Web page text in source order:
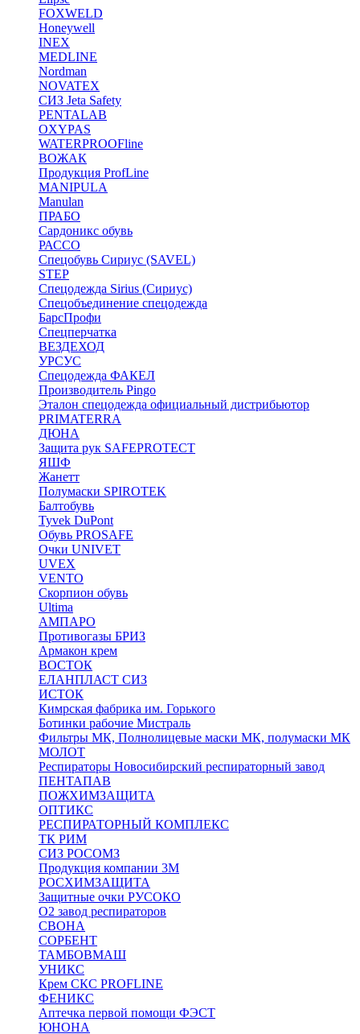
FOXWELD
Honeywell
INEX
MEDLINE
Nordman
NOVATEX
СИЗ Jeta Safety
PENTALAB
OXYPAS
WATERPROOFline
ВОЖАК
Продукция ProfLine
MANIPULA
Manulan
ПРАБО
Сардоникс обувь
РАССО
Спецобувь Сириус (SAVEL)
STEP
Спецодежда Sirius (Сириус)
Спецобъединение спецодежда
БарсПрофи
Спецперчатка
ВЕЗДЕХОД
УРСУС
Спецодежда ФАКЕЛ
Производитель Pingo
Эталон спецодежда официальный дистрибьютор
PRIMATERRA
ДЮНА
Защита рук SAFEPROTECT
ЯШФ
Жанетт
Полумаски SPIROTEK
Балтобувь
Tyvek DuPont
Обувь PROSAFE
Очки UNIVET
UVEX
VENTO
Скорпион обувь
Ultima
АМПАРО
Противогазы БРИЗ
Армакон крем
ВОСТОК
ЕЛАНПЛАСТ СИЗ
ИСТОК
Кимрская фабрика им. Горького
Ботинки рабочие Мистраль
Фильтры МК, Полнолицевые маски МК, полумаски МК
МОЛОТ
Респираторы Новосибирский респираторный завод
ПЕНТАПАВ
ПОЖХИМЗАЩИТА
ОПТИКС
РЕСПИРАТОРНЫЙ КОМПЛЕКС
ТК РИМ
СИЗ РОСОМЗ
Продукция компании 3M
РОСХИМЗАЩИТА
Защитные очки РУСОКО
О2 завод респираторов
СВОНА
СОРБЕНТ
ТАМБОВМАШ
УНИКС
Крем СКС PROFLINE
ФЕНИКС
Аптечка первой помощи ФЭСТ
ЮНОНА